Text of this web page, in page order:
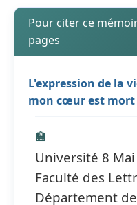
Pour citer ce
pages
L'expression de la
mon cœur est mort
🏫
Université 8
Faculté des
Département